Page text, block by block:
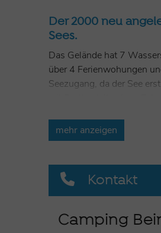
Der 2000 neu
Sees.
Das Gelände hat 7
über 4 Ferienwohungen
Seezugang, da der See
Stellplätze:80
Ausstattung:
Kiosk geöffnet bei
Kochmöglichkeit
Preisauskunftunter
mehr anzeigen
Kontakt
Camping